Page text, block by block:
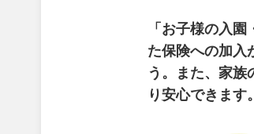
「お子様の入
た保険への加入
う。また、家族
り安心できます。